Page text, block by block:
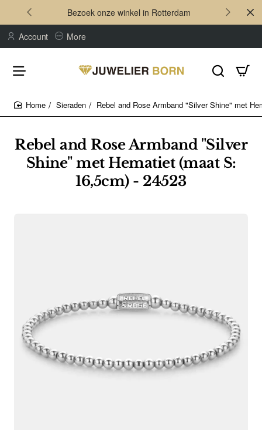
Bezoek onze winkel in Rotterdam
Account More
Rebel and Rose Armband "Silver
Shine" met Hematiet (maat S:
16,5cm) - 24523
Sieraden Rebel and Rose Armband "Silver Shine" met